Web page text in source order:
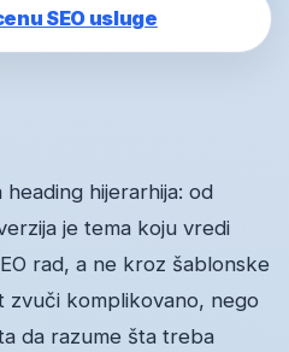
SEO usluge
hijerarhija: od
je tema koju vredi
rad, a ne kroz šablonske
zvuči komplikovano, nego
da razume šta treba